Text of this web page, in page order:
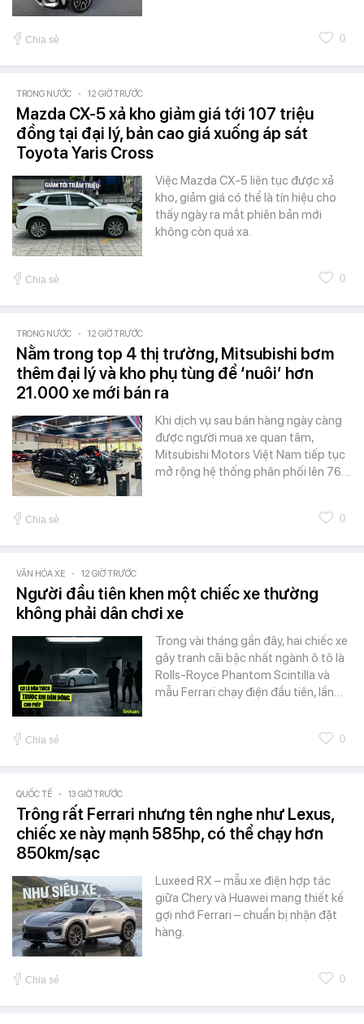
Chia sẻ 0
TRONG NƯỚC - 12 GIỜ TRƯỚC
Mazda CX-5 xả kho giảm giá tới 107 triệu
đồng tại đại lý, bản cao giá xuống áp sát
Toyota Yaris Cross
Việc Mazda CX-5 liên tục được xả
kho, giảm giá có thể là tín hiệu cho
thấy ngày ra mắt phiên bản mới
không còn quá xa.
Chia sẻ 0
TRONG NƯỚC - 12 GIỜ TRƯỚC
Nằm trong top 4 thị trường, Mitsubishi bơm
thêm đại lý và kho phụ tùng để ‘nuôi’ hơn
21.000 xe mới bán ra
Khi dịch vụ sau bán hàng ngày càng
được người mua xe quan tâm,
Mitsubishi Motors Việt Nam tiếp tục
mở rộng hệ thống phân phối lên 76…
Chia sẻ 0
VĂN HÓA XE - 12 GIỜ TRƯỚC
Người đầu tiên khen một chiếc xe thường
không phải dân chơi xe
Trong vài tháng gần đây, hai chiếc xe
gây tranh cãi bậc nhất ngành ô tô là
Rolls-Royce Phantom Scintilla và
mẫu Ferrari chạy điện đầu tiên, lần…
Chia sẻ 0
QUỐC TẾ - 13 GIỜ TRƯỚC
Trông rất Ferrari nhưng tên nghe như Lexus,
chiếc xe này mạnh 585hp, có thể chạy hơn
850km/sạc
Luxeed RX – mẫu xe điện hợp tác
giữa Chery và Huawei mang thiết kế
gợi nhớ Ferrari – chuẩn bị nhận đặt
hàng.
Chia sẻ 0